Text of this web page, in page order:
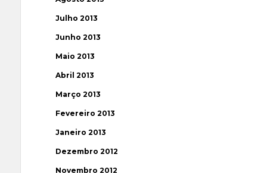
Julho 2013
Junho 2013
Maio 2013
Abril 2013
Março 2013
Fevereiro 2013
Janeiro 2013
Dezembro 2012
Novembro 2012